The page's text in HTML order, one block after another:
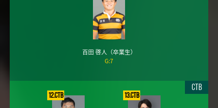
百田 啓人（卒業生）
G:7
12.CTB 13.CTB
CTB